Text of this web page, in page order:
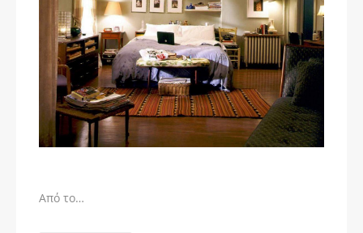
Από το…